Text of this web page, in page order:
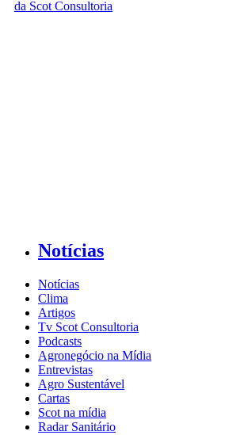
Notícias
Notícias
Clima
Artigos
Tv Scot Consultoria
Podcasts
Agronegócio na Mídia
Entrevistas
Agro Sustentável
Cartas
Scot na mídia
Radar Sanitário